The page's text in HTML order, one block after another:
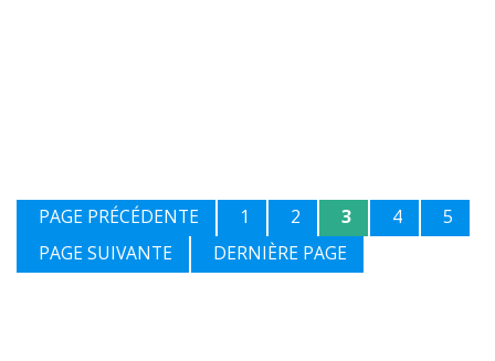
PAGE PRÉCÉDENTE 1 2 3 4
5
PAGE SUIVANTE
DERNIÈRE PAGE